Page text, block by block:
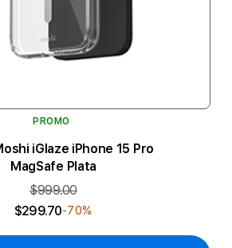
PROMO
iGlaze iPhone 15 Pro
MagSafe Plata
$999.00
$299.70-70%